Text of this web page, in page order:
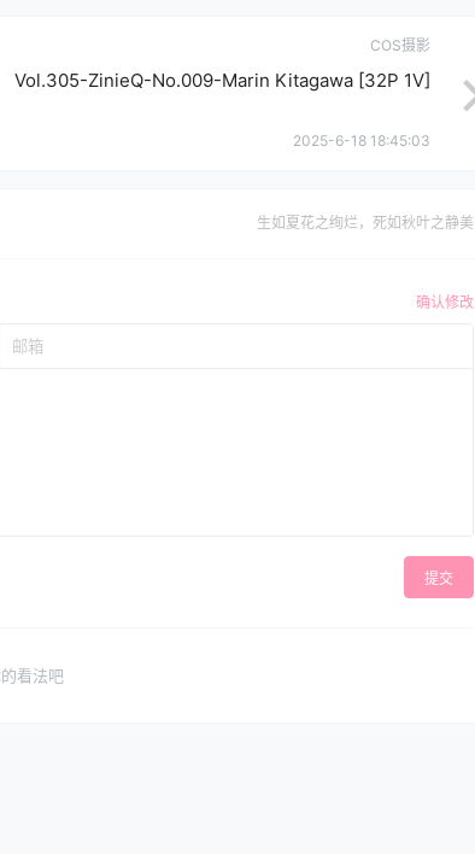
COS摄影
Vol.305-ZinieQ-No.009-Marin Kitagawa [32P 1V]
2025-6-18 18:45:03
生如夏花之绚烂，死如秋叶之静美
确认修改
提交
看法吧